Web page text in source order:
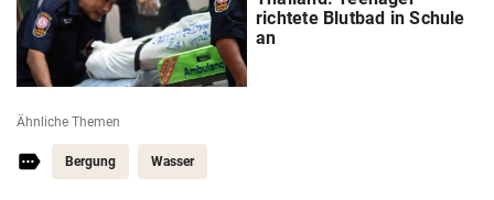
richtete Blutbad in Schule
an
Ähnliche Themen
Bergung Wasser